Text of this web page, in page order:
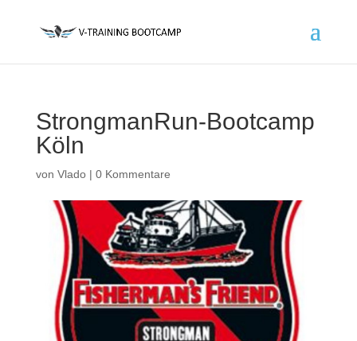
StrongmanRun-Bootcamp
Köln
von Vlado| 0 Kommentare